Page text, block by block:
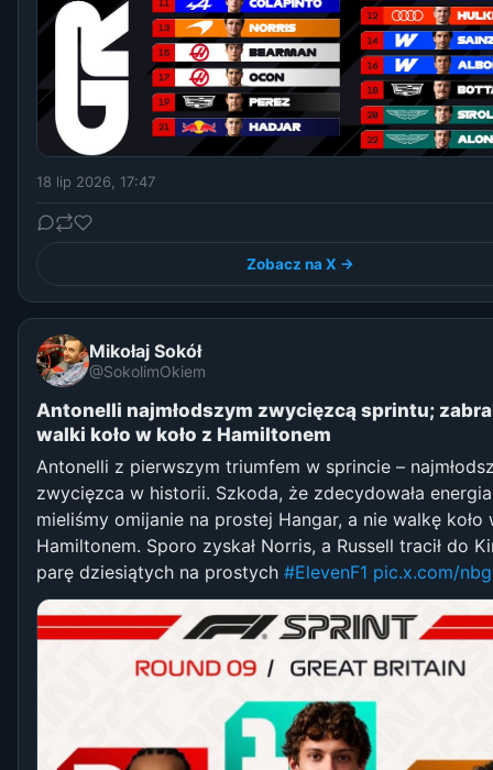
18 lip 2026, 17:47
Zobacz na X →
Mikołaj Sokół
@SokolimOkiem
Antonelli najmłodszym zwycięzcą sprintu;
walki koło w koło z Hamiltonem
Antonelli z pierwszym triumfem w sprincie –
zwycięzca w historii. Szkoda, że zdecydowała
mieliśmy omijanie na prostej Hangar, a nie walkę koło
Hamiltonem. Sporo zyskał Norris, a Russell tracił do
parę dziesiątych na prostych #ElevenF1 pic.x.com/